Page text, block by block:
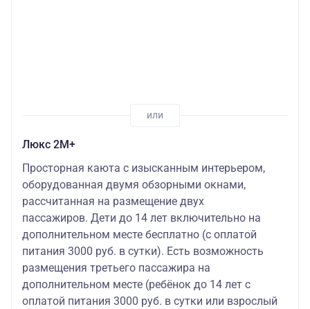
Люкс 2М+
Просторная каюта с изысканным интерьером,
оборудованная двумя обзорными окнами,
рассчитанная на размещение двух
пассажиров. Дети до 14 лет включительно на
дополнительном месте бесплатно (с оплатой
питания 3000 руб. в сутки). Есть возможность
размещения третьего пассажира на
дополнительном месте (ребёнок до 14 лет с
оплатой питания 3000 руб. в сутки или взрослый